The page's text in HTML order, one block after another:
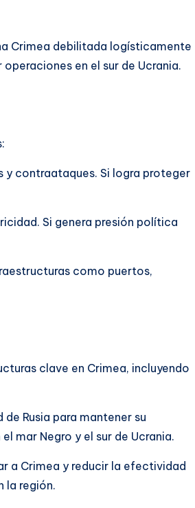
Crimea debilitada logísticamente
en el sur de Ucrania.
y contraataques. Si logra proteger
Si genera presión política
como puertos,
clave en Crimea, incluyendo
Rusia para mantener su
mar Negro y el sur de Ucrania.
a Crimea y reducir la efectividad
la región.